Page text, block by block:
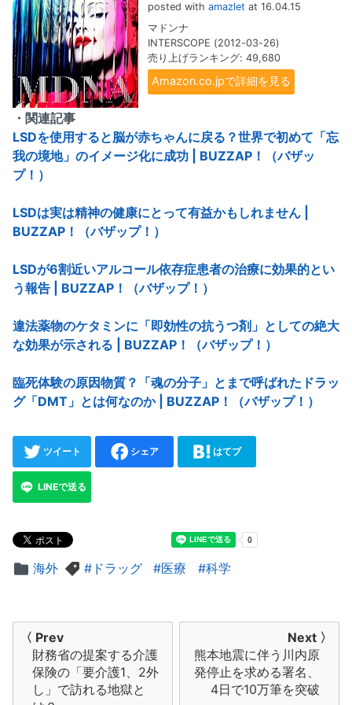
posted with amazlet at 16.04.15
マドンナ
INTERSCOPE (2012-03-26)
売り上げランキング: 49,680
Amazon.co.jpで詳細を見る
・関連記事
LSDを使用すると脳が赤ちゃんに戻る？世界で初めて「忘
我の境地」のイメージ化に成功 | BUZZAP！（バザッ
プ！）
LSDは実は精神の健康にとって有益かもしれません |
BUZZAP！（バザップ！）
LSDが6割近いアルコール依存症患者の治療に効果的とい
う報告 | BUZZAP！（バザップ！）
違法薬物のケタミンに「即効性の抗うつ剤」としての絶大
な効果が示される | BUZZAP！（バザップ！）
臨死体験の原因物質？「魂の分子」とまで呼ばれたドラッ
グ「DMT」とは何なのか | BUZZAP！（バザップ！）
ツイート シェア はてブ
LINEで送る
海外 ドラッグ 医療 科学
〈 Prev
財務省の提案する介護
保険の「要介護1、2外
し」で訪れる地獄と
Next 〉
熊本地震に伴う川内原
発停止を求める署名、
4日で10万筆を突破